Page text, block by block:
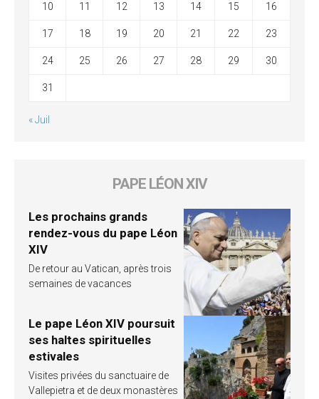
10 11 12 13 14 15 16
17 18 19 20 21 22 23
24 25 26 27 28 29 30
31
« Juil
PAPE LÉON XIV
Les prochains grands
rendez-vous du pape Léon
XIV
De retour au Vatican, après trois
semaines de vacances
Le pape Léon XIV poursuit
ses haltes spirituelles
estivales
Visites privées du sanctuaire de
Vallepietra et de deux monastères